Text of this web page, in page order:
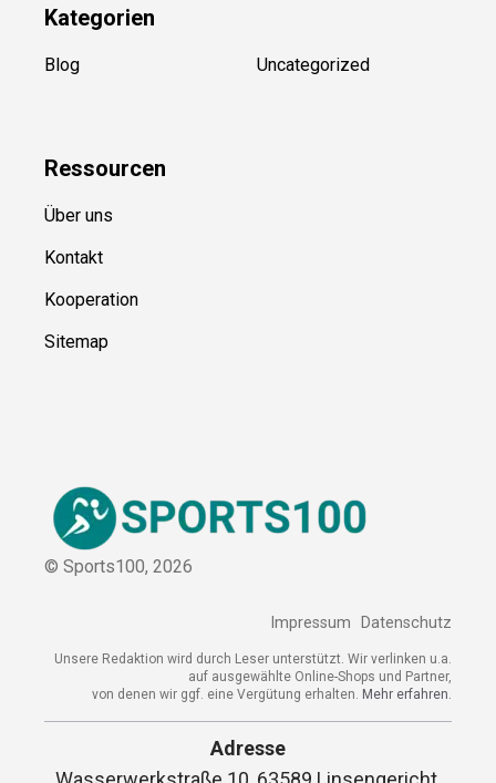
Kategorien
Blog Uncategorized
Ressourcen
Über uns
Kontakt
Kooperation
Sitemap
© Sports100, 2026
Impressum Datenschutz
Unsere Redaktion wird durch Leser unterstützt. Wir verlinken u.a.
auf ausgewählte Online-Shops und Partner,
von denen wir ggf. eine Vergütung erhalten. Mehr erfahren.
Adresse